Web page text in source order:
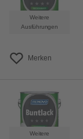
Weitere
Ausführungen
Merken
Weitere